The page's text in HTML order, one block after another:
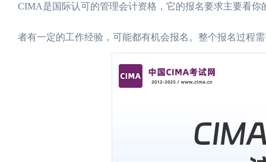
CIMA是国际认可的管理会计资格，它的报名要求主要看
者有一定的工作经验，可能都有机会报名。整个报名过程